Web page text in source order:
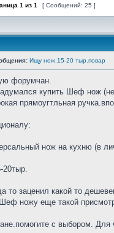
1 из 1 [ Сообщений: 25 ]
Ищу нож.15-20 тыр.повар
форумчан.
купить Шеф нож
прямоугтльная
нож на кухню (в
20тыр.
то заценил какой то
ножу еще такой
с выбором. Для